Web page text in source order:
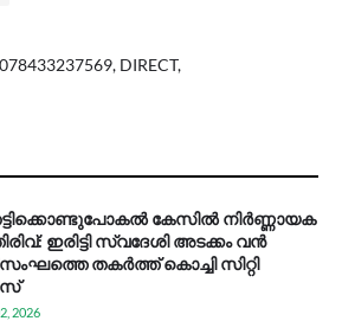
DIRECT,
കേസിൽ നിർണ്ണായക
ഇരിട്ടി സ്വദേശി അടക്കം വൻ
തകർത്ത് കൊച്ചി സിറ്റി
2026